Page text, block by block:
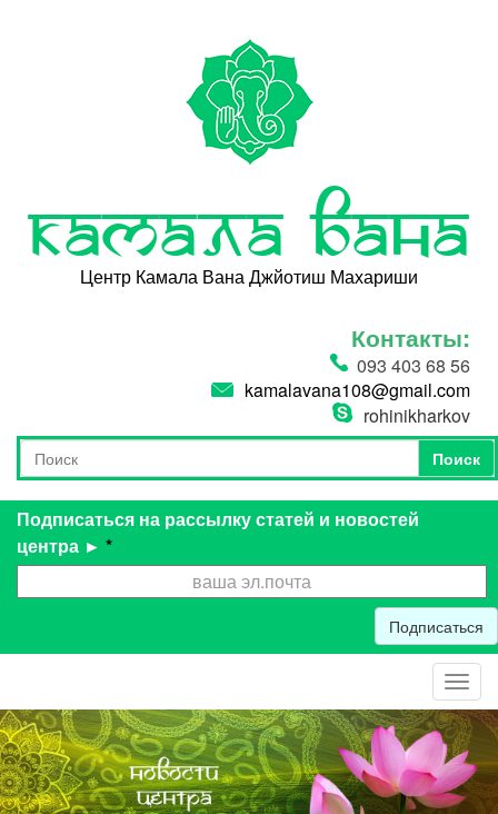
Камала Вана
Центр Камала Вана Джйотиш Махариши
Контакты:
093 403 68 56
kamalavana108@gmail.com
rohinikharkov
Форма поиска
Поиск
Поиск
Подписаться на рассылку статей и новостей
центра ► *
Подписаться